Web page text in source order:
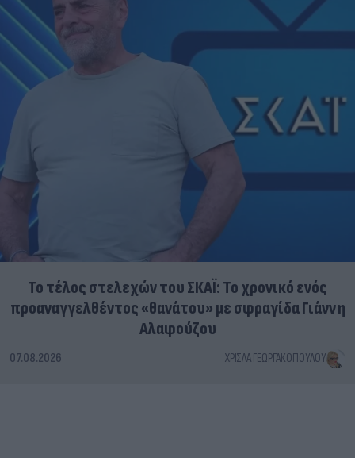
Το τέλος στελεχών του ΣΚΑΪ: Το χρονικό ενός
προαναγγελθέντος «θανάτου» με σφραγίδα Γιάννη
Αλαφούζου
07.08.2026 ΧΡΊΣΛΑ ΓΕΩΡΓΑΚΟΠΟΎΛΟΥ